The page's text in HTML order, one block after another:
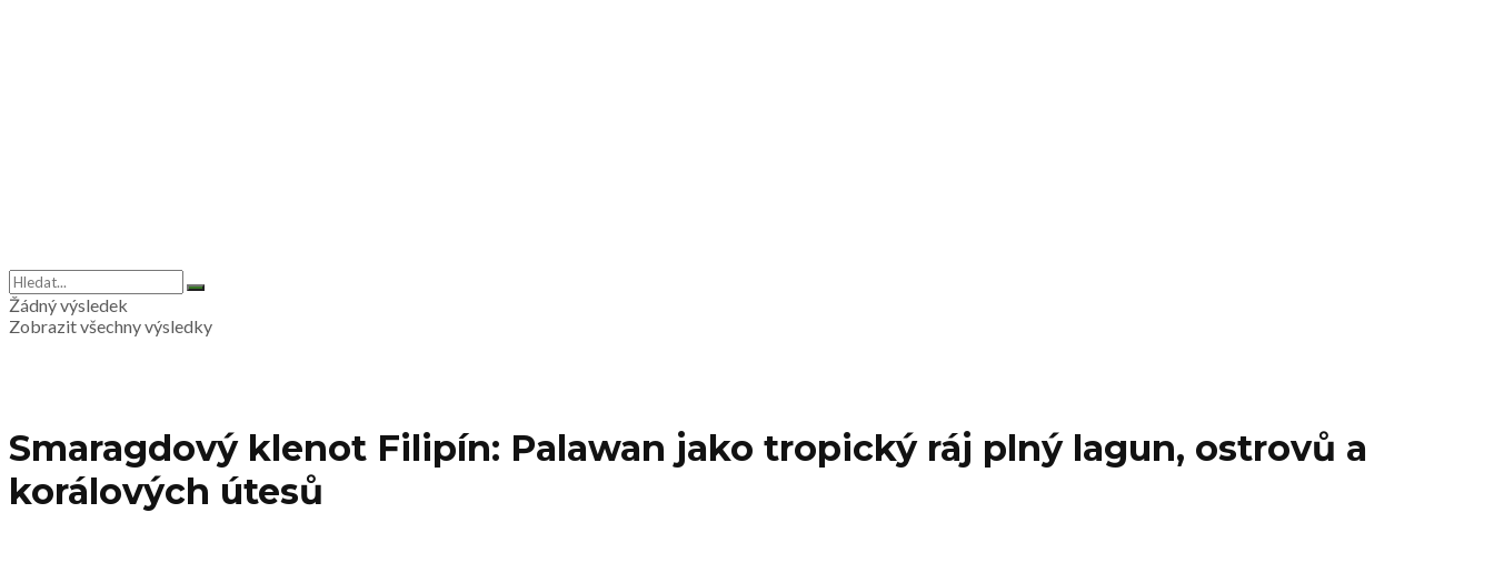
Žádný výsledek
Zobrazit všechny výsledky
Smaragdový klenot Filipín: Palawan jako tropický ráj plný lagun, ostrovů a
korálových útesů